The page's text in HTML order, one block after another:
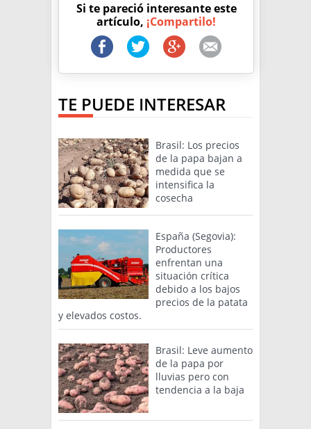
Si te pareció interesante este
artículo, ¡Compartilo!
TE PUEDE INTERESAR
Brasil: Los precios
de la papa bajan a
medida que se
intensifica la
cosecha
España (Segovia):
Productores
enfrentan una
situación crítica
debido a los bajos
precios de la patata
y elevados costos.
Brasil: Leve aumento
de la papa por
lluvias pero con
tendencia a la baja